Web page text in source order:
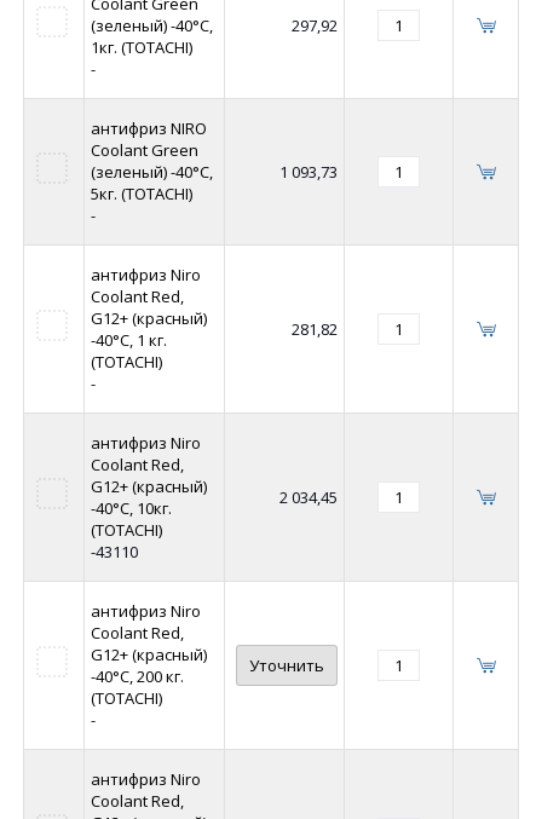
(зеленый) -40°C,
1кг. (TOTACHI)
-
297,92
антифриз NIRO
Coolant Green
(зеленый) -40°C,
5кг. (TOTACHI)
-
1 093,73
антифриз Niro
Coolant Red,
G12+ (красный)
-40°C, 1 кг.
(TOTACHI)
-
281,82
антифриз Niro
Coolant Red,
G12+ (красный)
-40°C, 10кг.
(TOTACHI)
-43110
2 034,45
антифриз Niro
Coolant Red,
G12+ (красный)
-40°C, 200 кг.
(TOTACHI)
-
Уточнить
антифриз Niro
Coolant Red,